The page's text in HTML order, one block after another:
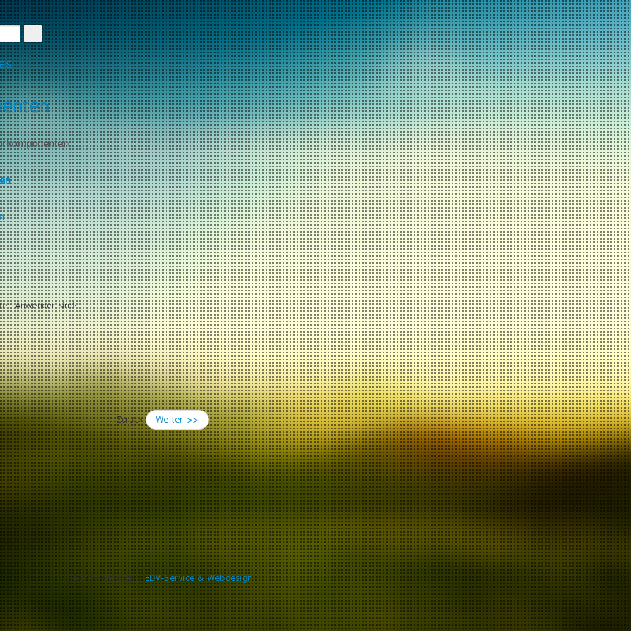
Anwender sind:
Zurück Weiter >>
..::workfriends.de::..EDV-Service & Webdesign